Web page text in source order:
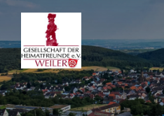
springen